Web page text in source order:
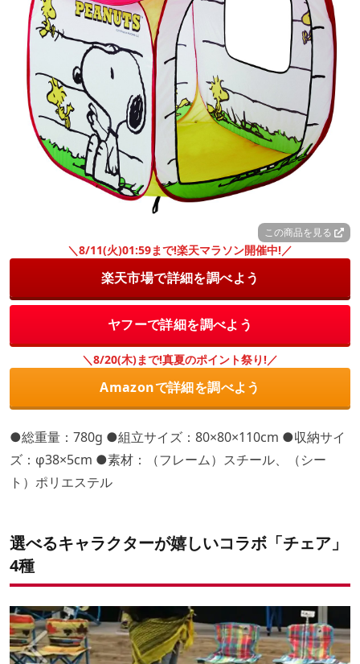
この商品を見る
＼8/11(火)01:59まで!楽天マラソン開催中!／
楽天市場で詳細を調べよう
ヤフーで詳細を調べよう
＼8/20(木)まで!真夏のポイント祭り!／
Amazonで詳細を調べよう
●総重量：780g ●組立サイズ：80×80×110cm ●収納サイ
ズ：φ38×5cm ●素材：（フレーム）スチール、（シー
ト）ポリエステル
選べるキャラクターが嬉しいコラボ「チェア」
4種